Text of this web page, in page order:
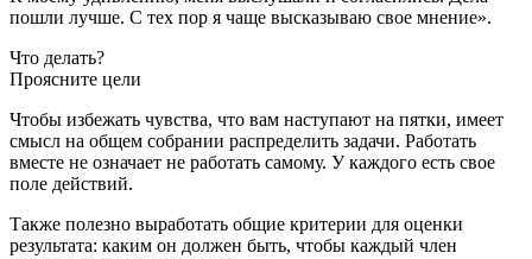
пошли лучше. С тех пор я чаще высказываю свое мнение».
Что делать?
Проясните цели
Чтобы избежать чувства, что вам наступают на пятки, имеет
смысл на общем собрании распределить задачи. Работать
вместе не означает не работать самому. У каждого есть свое
поле действий.
Также полезно выработать общие критерии для оценки
результата: каким он должен быть, чтобы каждый член